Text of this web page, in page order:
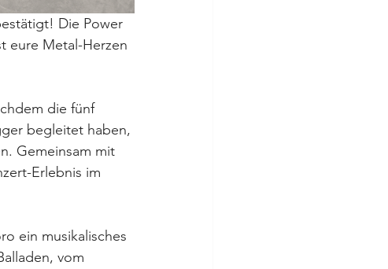
Die Power
eure Metal-Herzen
die fünf
begleitet haben,
Gemeinsam mit
Erlebnis im
ein musikalisches
vom